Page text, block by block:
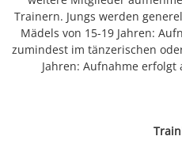
Trainern. Jungs werden
Mädels von 15-19 Jahren:
zumindest im tänzerischen
Jahren: Aufnahme